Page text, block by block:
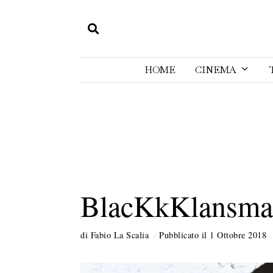
HOME CINEMA
di Fabio La Scalia Pubblicato il 1 Ottobre 2018